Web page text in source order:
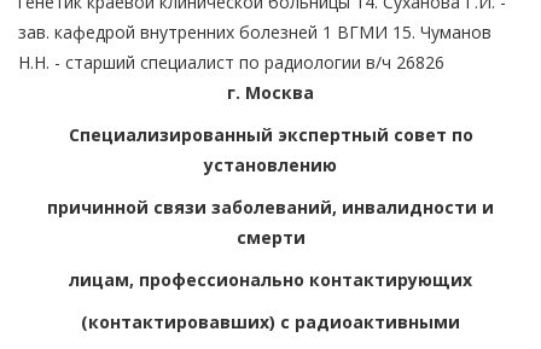
зав. кафедрой внутренних болезней 1 ВГМИ 15. Чуманов
Н.Н. - старший специалист по радиологии в/ч 26826
г. Москва
Специализированный экспертный совет по
установлению
причинной связи заболеваний, инвалидности и
смерти
лицам, профессионально контактирующих
(контактировавших) с радиоактивными